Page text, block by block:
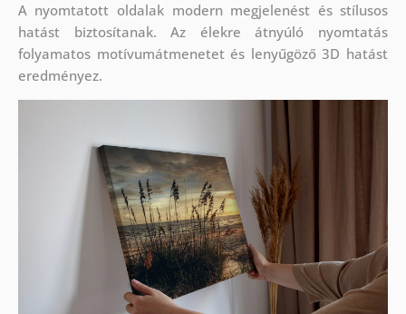
A nyomtatott oldalak modern megjelenést és stílusos
hatást biztosítanak. Az élekre átnyúló nyomtatás
folyamatos motívumátmenetet és lenyűgöző 3D hatást
eredményez.